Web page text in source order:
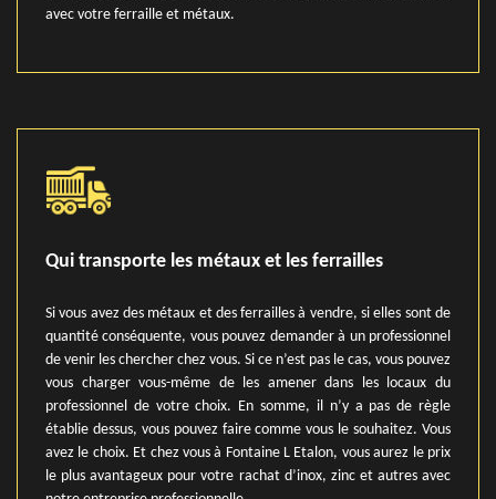
avec votre ferraille et métaux.
Qui transporte les métaux et les ferrailles
Si vous avez des métaux et des ferrailles à vendre, si elles sont de
quantité conséquente, vous pouvez demander à un professionnel
de venir les chercher chez vous. Si ce n’est pas le cas, vous pouvez
vous charger vous-même de les amener dans les locaux du
professionnel de votre choix. En somme, il n’y a pas de règle
établie dessus, vous pouvez faire comme vous le souhaitez. Vous
avez le choix. Et chez vous à Fontaine L Etalon, vous aurez le prix
le plus avantageux pour votre rachat d’inox, zinc et autres avec